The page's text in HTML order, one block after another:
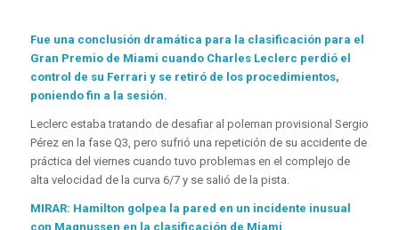
Fue una conclusión dramática para la clasificación para el
Gran Premio de Miami cuando Charles Leclerc perdió el
control de su Ferrari y se retiró de los procedimientos,
poniendo fin a la sesión.
Leclerc estaba tratando de desafiar al poleman provisional Sergio
Pérez en la fase Q3, pero sufrió una repetición de su accidente de
práctica del viernes cuando tuvo problemas en el complejo de
alta velocidad de la curva 6/7 y se salió de la pista.
MIRAR: Hamilton golpea la pared en un incidente inusual
con Magnussen en la clasificación de Miami